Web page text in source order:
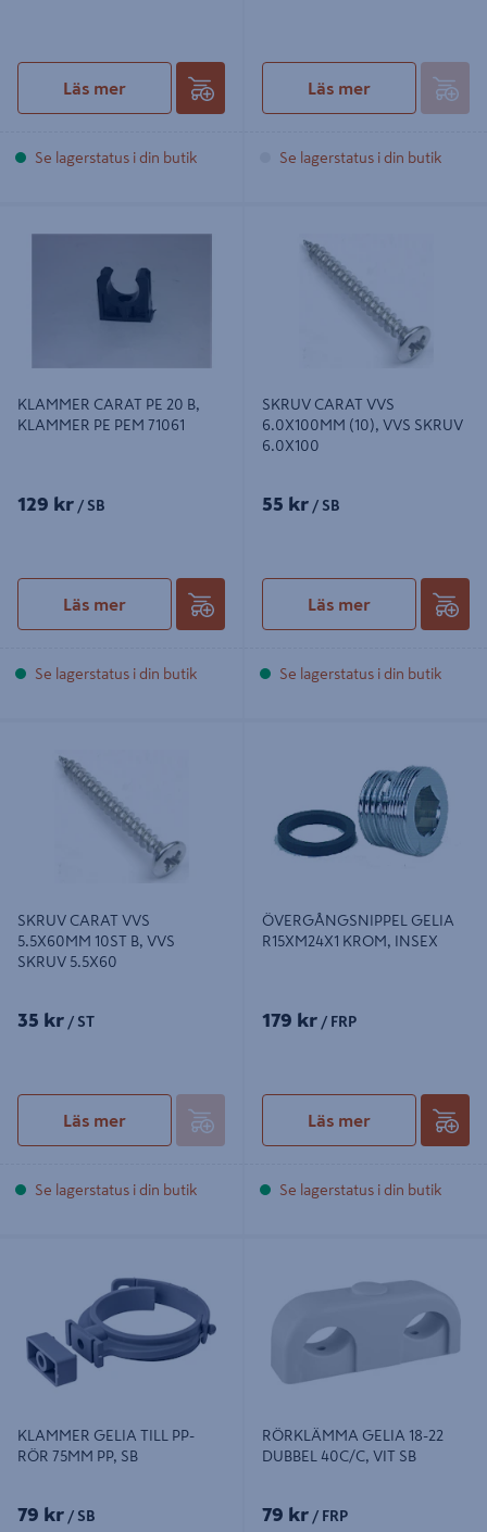
Läs mer
Se lagerstatus i din butik
Läs mer
Se lagerstatus i din butik
KLAMMER PE PEM 71061
KLAMMER CARAT PE 20 B,
KLAMMER PE PEM 71061
129 kr / SB
Läs mer
Se lagerstatus i din butik
(10), VVS SKRUV 6.0X100
SKRUV CARAT VVS
6.0X100MM (10), VVS SKRUV
6.0X100
55 kr / SB
Läs mer
Se lagerstatus i din butik
10ST B, VVS SKRUV 5.5X60
SKRUV CARAT VVS
5.5X60MM 10ST B, VVS
SKRUV 5.5X60
35 kr / ST
Läs mer
Se lagerstatus i din butik
ÖVERGÅNGSNIPPEL GELIA
R15XM24X1 KROM, INSEX
179 kr / FRP
Läs mer
Se lagerstatus i din butik
KLAMMER GELIA TILL PP-
RÖR 75MM PP, SB
79 kr / SB
RÖRKLÄMMA GELIA 18-22
DUBBEL 40C/C, VIT SB
79 kr / FRP